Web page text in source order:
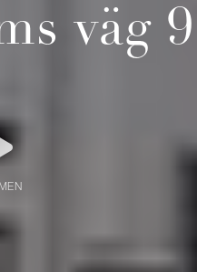
väg 9